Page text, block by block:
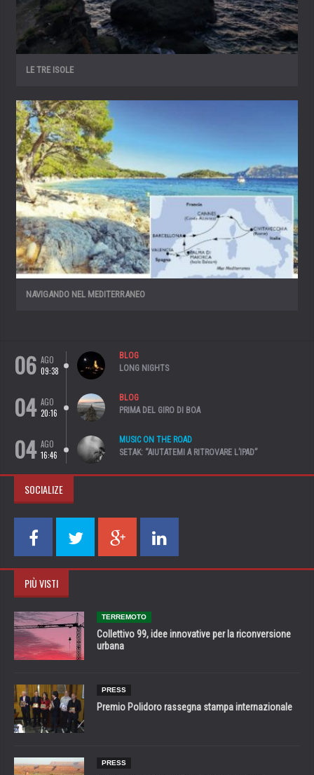
LE TRE ISOLE
NAVIGANDO NEL MEDITERRANEO
06 AGO
09:38
BLOG
LONG NIGHTS
04 AGO
20:16
BLOG
PRIMA DEL GIRO DI BOA
04 AGO
16:46
MUSIC ON THE ROAD
SETAK: “AIUTATEMI A RITROVARE L’IPAD”
SOCIALIZE
PIÙ VISTI
TERREMOTO
Collettivo 99, idee innovative per la riconversione
urbana
PRESS
Premio Polidoro rassegna stampa internazionale
PRESS